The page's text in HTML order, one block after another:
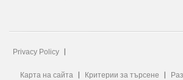
Privacy Policy
Карта на сайта Критерии за търсене